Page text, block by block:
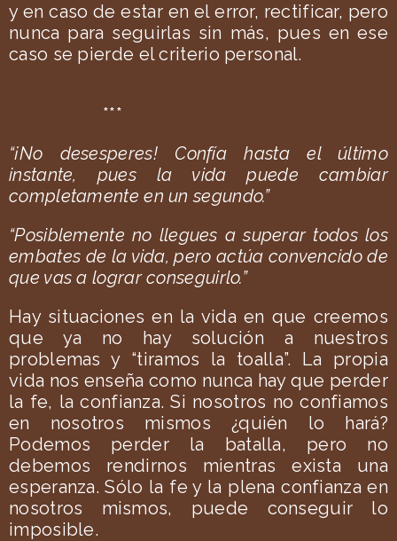
y en caso de estar en el error, rectificar, pero
nunca para seguirlas sin más, pues en ese
caso se pierde el criterio personal.
***
“¡No desesperes! Confía hasta el último
instante, pues la vida puede cambiar
completamente en un segundo.”
“Posiblemente no llegues a superar todos los
embates de la vida, pero actúa convencido de
que vas a lograr conseguirlo.”
Hay situaciones en la vida en que creemos
que ya no hay solución a nuestros
problemas y “tiramos la toalla”. La propia
vida nos enseña como nunca hay que perder
la fe, la confianza. Si nosotros no confiamos
en nosotros mismos ¿quién lo hará?
Podemos perder la batalla, pero no
debemos rendirnos mientras exista una
esperanza. Sólo la fe y la plena confianza en
nosotros mismos, puede conseguir lo
imposible.